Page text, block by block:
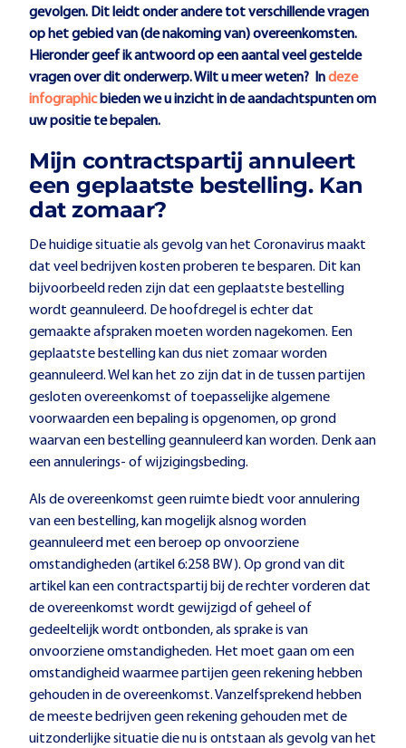
gevolgen. Dit leidt onder andere tot verschillende vragen
op het gebied van (de nakoming van) overeenkomsten.
Hieronder geef ik antwoord op een aantal veel gestelde
vragen over dit onderwerp. Wilt u meer weten? Indeze
infographicbieden we u inzicht in de aandachtspunten om
uw positie te bepalen.
Mijn contractspartij annuleert
een geplaatste bestelling. Kan
dat zomaar?
De huidige situatie als gevolg van het Coronavirus maakt
dat veel bedrijven kosten proberen te besparen. Dit kan
bijvoorbeeld reden zijn dat een geplaatste bestelling
wordt geannuleerd. De hoofdregel is echter dat
gemaakte afspraken moeten worden nagekomen. Een
geplaatste bestelling kan dus niet zomaar worden
geannuleerd. Wel kan het zo zijn dat in de tussen partijen
gesloten overeenkomst of toepasselijke algemene
voorwaarden een bepaling is opgenomen, op grond
waarvan een bestelling geannuleerd kan worden. Denk aan
een annulerings- of wijzigingsbeding.
Als de overeenkomst geen ruimte biedt voor annulering
van een bestelling, kan mogelijk alsnog worden
geannuleerd met een beroep op onvoorziene
omstandigheden (artikel 6:258 BW). Op grond van dit
artikel kan een contractspartij bij de rechter vorderen dat
de overeenkomst wordt gewijzigd of geheel of
gedeeltelijk wordt ontbonden, als sprake is van
onvoorziene omstandigheden. Het moet gaan om een
omstandigheid waarmee partijen geen rekening hebben
gehouden in de overeenkomst. Vanzelfsprekend hebben
de meeste bedrijven geen rekening gehouden met de
uitzonderlijke situatie die nu is ontstaan als gevolg van het